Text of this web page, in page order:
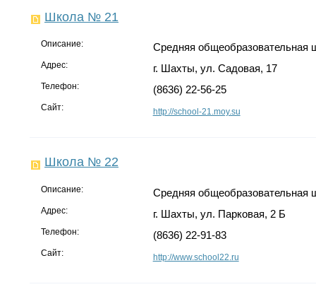
Школа № 21
Описание: Средняя общеобразовательная
Адрес: г. Шахты, ул. Садовая, 17
Телефон: (8636) 22-56-25
Сайт: http://school-21.moy.su
Школа № 22
Описание: Средняя общеобразовательная
Адрес: г. Шахты, ул. Парковая, 2 Б
Телефон: (8636) 22-91-83
Сайт: http://www.school22.ru